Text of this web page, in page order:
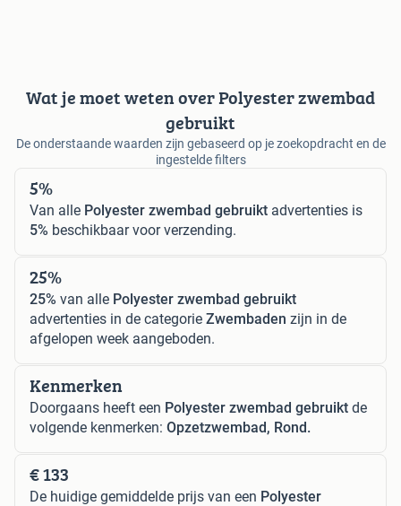
Wat je moet weten over Polyester zwembad
gebruikt
De onderstaande waarden zijn gebaseerd op je zoekopdracht en de
ingestelde filters
5%
Van alle Polyester zwembad gebruikt advertenties is
5% beschikbaar voor verzending.
25%
25% van alle Polyester zwembad gebruikt
advertenties in de categorie Zwembaden zijn in de
afgelopen week aangeboden.
Kenmerken
Doorgaans heeft een Polyester zwembad gebruikt de
volgende kenmerken: Opzetzwembad, Rond.
€ 133
De huidige gemiddelde prijs van een Polyester